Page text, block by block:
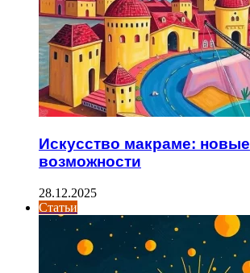
Искусство макраме: новые
возможности
28.12.2025
Статьи